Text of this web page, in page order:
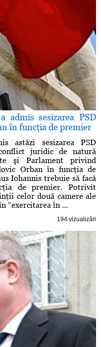
admis sesizarea PSD
în funcţia de premier
astăzi sesizarea PSD
juridic de natură
şi Parlament privind
Orban în funcţia de
Iohannis trebuie să facă
de premier. Potrivit
celor două camere ale
“exercitarea în ...
194 vizualizări